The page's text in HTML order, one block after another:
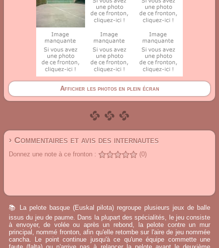
Afficher les photos en plein écran
› Commentaires et avis des internautes
Donnez une note à ce fronton : (0)
📚 La pelote basque (Euskal pilota) regroupe plusieurs jeux de balle
issus du jeu de paume. Dans la plupart des spécialités, le jeu consiste
à envoyer, de volée ou après un rebond, la pelote contre un mur
principal, nommé fronton, afin qu'elle retombe sur l'aire de jeu nommée
cancha. Le point continue jusqu'à ce qu'une équipe commette une